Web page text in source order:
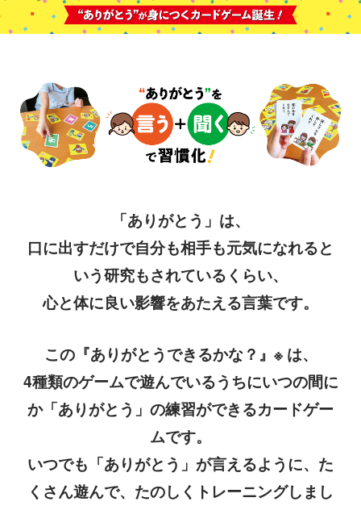
「ありがとう」は、
口に出すだけで自分も相手も元気になれると
いう研究もされているくらい、
心と体に良い影響をあたえる言葉です。
この『ありがとうできるかな？』※ は、
4種類のゲームで遊んでいるうちにいつの間に
か「ありがとう」の練習ができるカードゲー
ムです。
いつでも「ありがとう」が言えるように、た
くさん遊んで、たのしくトレーニングしまし